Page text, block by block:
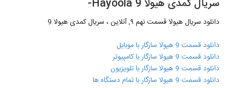
سریال کمدی هیولا Hayoola 9-
دانلود سریال هیولا قسمت نهم ۹, آنلاین ، سریال کمدی هیولا 9
دانلود قسمت 9 هیولا سازگار با موبایل
دانلود قسمت 9 هیولا سازگار با کامپیوتر
دانلود قسمت 9 هیولا سازگار با تلویزیون
دانلود قسمت 9 هیولا سازگار با تمام دستگاه ها